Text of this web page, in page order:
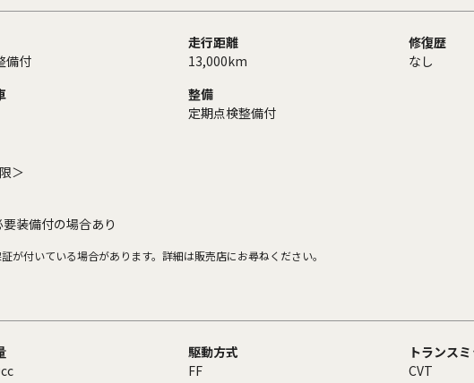
備付
走行距離
13,000km
修復歴
なし
整備
定期点検整備付
＞
装備付の場合あり
が付いている場合があります。詳細は販売店にお尋ねください。
駆動方式
FF
トランス
CVT